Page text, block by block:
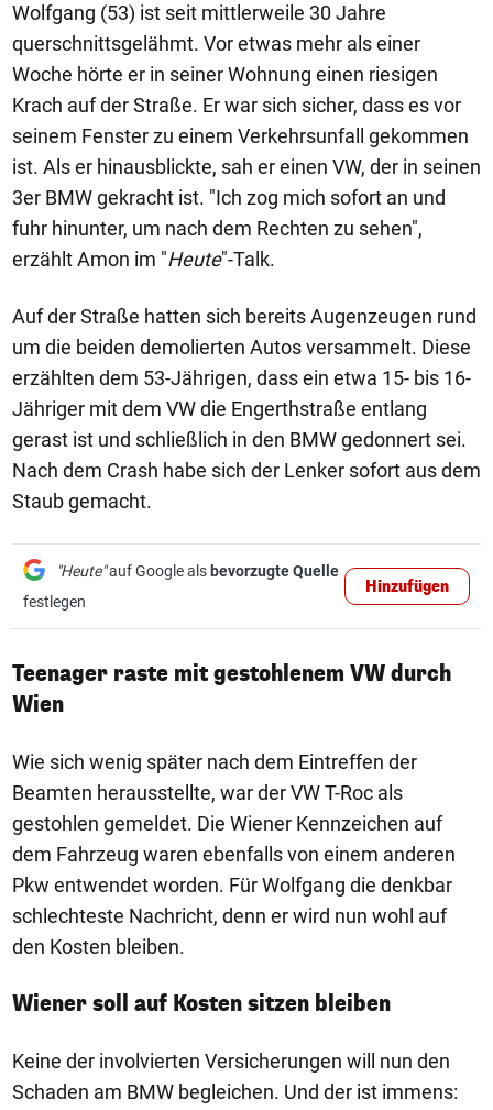
Wolfgang (53) ist seit mittlerweile 30 Jahre
querschnittsgelähmt. Vor etwas mehr als einer
Woche hörte er in seiner Wohnung einen riesigen
Krach auf der Straße. Er war sich sicher, dass es vor
seinem Fenster zu einem Verkehrsunfall gekommen
ist. Als er hinausblickte, sah er einen VW, der in seinen
3er BMW gekracht ist. "Ich zog mich sofort an und
fuhr hinunter, um nach dem Rechten zu sehen",
erzählt Amon im "Heute"-Talk.
Auf der Straße hatten sich bereits Augenzeugen rund
um die beiden demolierten Autos versammelt. Diese
erzählten dem 53-Jährigen, dass ein etwa 15- bis 16-
Jähriger mit dem VW die Engerthstraße entlang
gerast ist und schließlich in den BMW gedonnert sei.
Nach dem Crash habe sich der Lenker sofort aus dem
Staub gemacht.
"Heute"auf Google als bevorzugte Quelle
festlegen
Hinzufügen
Teenager raste mit gestohlenem VW durch
Wien
Wie sich wenig später nach dem Eintreffen der
Beamten herausstellte, war der VW T-Roc als
gestohlen gemeldet. Die Wiener Kennzeichen auf
dem Fahrzeug waren ebenfalls von einem anderen
Pkw entwendet worden. Für Wolfgang die denkbar
schlechteste Nachricht, denn er wird nun wohl auf
den Kosten bleiben.
Wiener soll auf Kosten sitzen bleiben
Keine der involvierten Versicherungen will nun den
Schaden am BMW begleichen. Und der ist immens: